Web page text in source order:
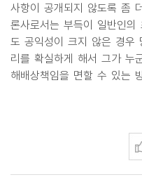
사항이 공개되지 않도록 좀
론사로서는 부득이 일반인
도 공익성이 크지 않은 경우
리를 확실하게 해서 그가 누
해배상책임을 면할 수 있는